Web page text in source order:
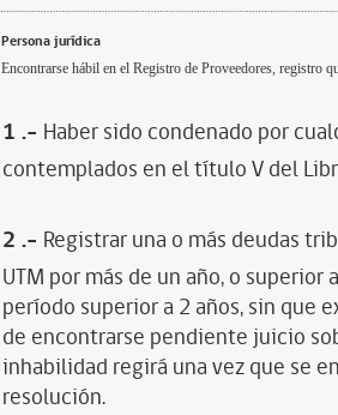
Persona jurídica
Encontrarse hábil en el Registro de Proveedores, registro
1 .- Haber sido condenado por
contemplados en el título V del
2 .- Registrar una o más deudas
UTM por más de un año, o
período superior a 2 años, sin que
de encontrarse pendiente juicio
inhabilidad regirá una vez que se
resolución.